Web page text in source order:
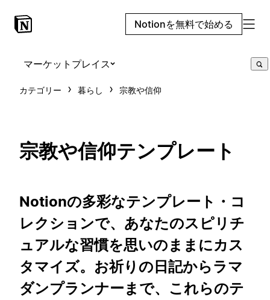
Notionを無料で始める
マーケットプレイス
カテゴリー 暮らし 宗教や信仰
宗教や信仰テンプレート
Notionの多彩なテンプレート・コ
レクションで、あなたのスピリチ
ュアルな習慣を思いのままにカス
タマイズ。お祈りの日記からラマ
ダンプランナーまで、これらのテ